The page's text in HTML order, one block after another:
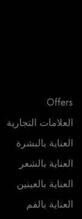
Offers
العلامات التجارية
العناية بالبشرة
العناية بالشعر
العناية بالعينين
العناية بالفم